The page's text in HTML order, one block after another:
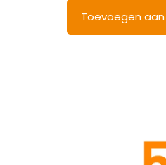
Toevoegen